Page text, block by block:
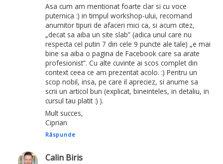
Asa cum am mentionat foarte clar si cu voce
puternica :) in timpul workshop-ului, recomand
anumitor tipuri de afaceri mici ca, si acum citez,
„decat sa aiba un site slab” (adica unul care nu
respecta cel putin 7 din cele 9 puncte ale tale) „e mai
bine sa aiba o pagina de Facebook care sa arate
profesionist”. Cu alte cuvinte ai scos complet din
context ceea ce am prezentat acolo. :) Pentru un
scop nobil, insa, pe care il apreciez, si anume sa
scrii un articol bun (explicat, bineinteles, in detaliu, in
cursul tau platit :) ).
Mult succes,
Ciprian
Răspunde
Calin Biris